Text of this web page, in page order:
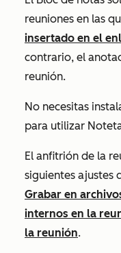
reuniones en las
insertado en el
contrario, el
reunión.
No necesitas
para utilizar
El anfitrión de la
siguientes ajustes
Grabar en
internos en la
la reunión.